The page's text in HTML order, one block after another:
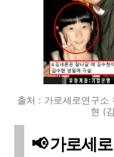
출처 : 가로세로연구소
현 (
📢 가로세